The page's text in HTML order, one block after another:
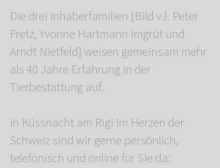
Die drei Inhaberfamilien [Bild v.l. Peter
Fretz, Yvonne Hartmann Imgrüt und
Arndt Nietfeld] weisen gemeinsam mehr
als 40 Jahre Erfahrung in der
Tierbestattung auf.
In Küssnacht am Rigi im Herzen der
Schweiz sind wir gerne persönlich,
telefonisch und online für Sie da: